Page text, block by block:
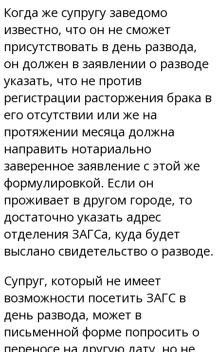
Когда же супругу заведомо
известно, что он не сможет
присутствовать в день развода,
он должен в заявлении о разводе
указать, что не против
регистрации расторжения брака в
его отсутствии или же на
протяжении месяца должна
направить нотариально
заверенное заявление с этой же
формулировкой. Если он
проживает в другом городе, то
достаточно указать адрес
отделения ЗАГСа, куда будет
выслано свидетельство о разводе.
Супруг, который не имеет
возможности посетить ЗАГС в
день развода, может в
письменной форме попросить о